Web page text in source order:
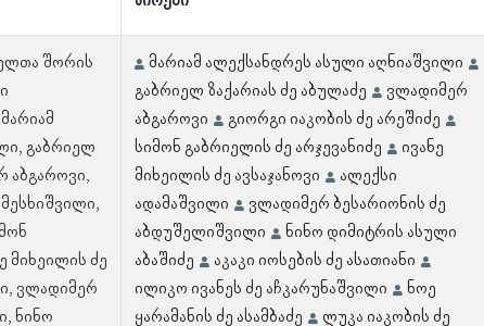
შორის
გაბრიელ
აბგაროვი,
მიხეილის ძე
ვლადიმერ
ნინო
მარიამ ალექსანდრეს ასული აღნიაშვილი
გაბრიელ ზაქარიას ძე აბულაძე
ვლადიმერ
აბგაროვი
გიორგი იაკობის ძე არეშიძე
სიმონ გაბრიელის ძე არჯევანიძე
ივანე
მიხეილის ძე ავსაჯანოვი
ალექსი
ადამაშვილი
ვლადიმერ ბესარიონის ძე
აბდუშელიშვილი
ნინო დიმიტრის ასული
აბაშიძე
აკაკი იოსების ძე ასათიანი
ილიკო ივანეს ძე აჩკარუნაშვილი
ნოე
ყარამანის ძე ასამბაძე
ლუკა იაკობის ძე